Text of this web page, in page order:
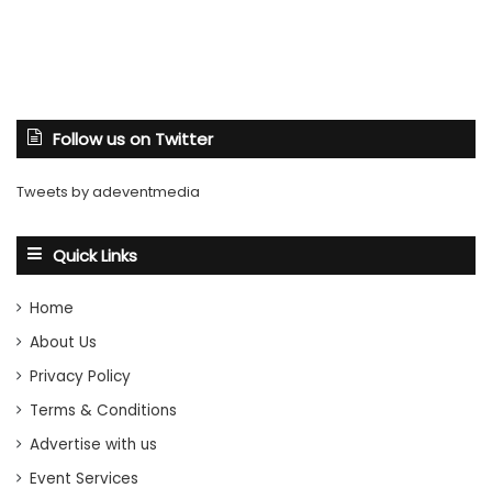
Follow us on Twitter
Tweets by adeventmedia
Quick Links
Home
About Us
Privacy Policy
Terms & Conditions
Advertise with us
Event Services